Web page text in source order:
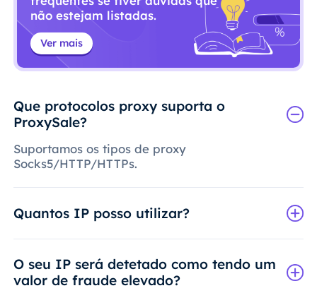
não estejam listadas.
Ver mais
Que protocolos proxy suporta o
ProxySale?
Suportamos os tipos de proxy
Socks5/HTTP/HTTPs.
Quantos IP posso utilizar?
O seu IP será detetado como tendo um
valor de fraude elevado?